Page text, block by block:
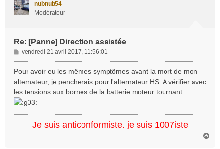
nubnub54
Modérateur
Re: [Panne] Direction assistée
M
e
s
g
e
vendredi 21 avril 2017, 11:56:01
Pour avoir eu les mêmes symptômes avant la mort de mon
alternateur, je pencherais pour l'alternateur HS. A vérifier avec
les tensions aux bornes de la batterie moteur tournant
Je suis anticonformiste, je suis 1007iste